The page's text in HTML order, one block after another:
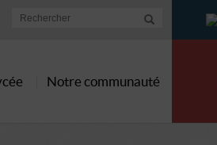
Notre communauté